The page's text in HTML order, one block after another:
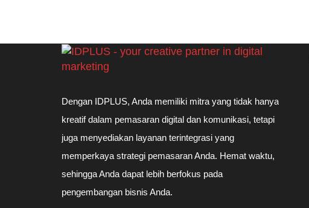
Dengan IDPLUS, Anda memiliki mitra yang tidak hanya
kreatif dalam pemasaran digital dan komunikasi, tetapi
juga menyediakan layanan terintegrasi yang
memperkaya strategi pemasaran Anda. Hemat waktu,
sehingga Anda dapat lebih berfokus pada
pengembangan bisnis Anda.